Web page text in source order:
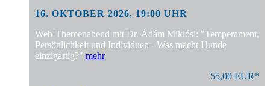
16. OKTOBER 2026, 19:00 UHR
Web-Themenabend mit Dr. Ádám Miklósi: "Temperament,
Persönlichkeit und Individuen - Was macht Hunde
einzigartig?" mehr
55,00 EUR*